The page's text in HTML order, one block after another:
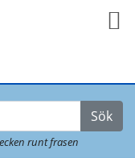
Sök
runt frasen